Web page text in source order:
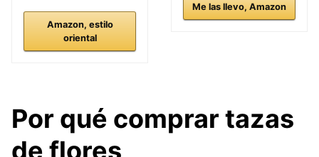
Amazon, estilo
oriental
Me las llevo, Amazon
Por qué comprar tazas
de flores